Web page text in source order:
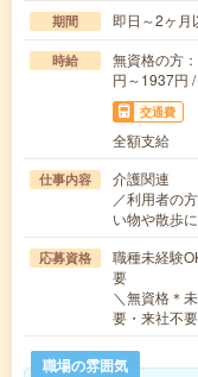
期間 即日～2ヶ
時給
無資格の方
円～1937円
交通費
全額支給
仕事内容
介護関連
／利用者の
い物や散歩
応募資格
職種未経験
要
＼無資格＊
要・来社不
職場の雰囲気